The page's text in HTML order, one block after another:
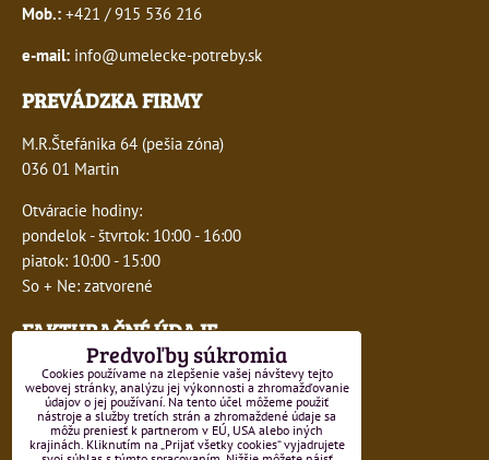
Mob.: +421 / 915 536 216
e-mail: info@umelecke-potreby.sk
PREVÁDZKA FIRMY
M.R.Štefánika 64 (pešia zóna)
036 01 Martin
Otváracie hodiny:
pondelok - štvrtok: 10:00 - 16:00
piatok: 10:00 - 15:00
So + Ne: zatvorené
FAKTURAČNÉ ÚDAJE
IČO:41243277
DIČ:1047749593
Predvoľby súkromia
Cookies používame na zlepšenie vašej návštevy tejto
webovej stránky, analýzu jej výkonnosti a zhromažďovanie
údajov o jej používaní. Na tento účel môžeme použiť
nástroje a služby tretích strán a zhromaždené údaje sa
môžu preniesť k partnerom v EÚ, USA alebo iných
krajinách. Kliknutím na „Prijať všetky cookies“ vyjadrujete